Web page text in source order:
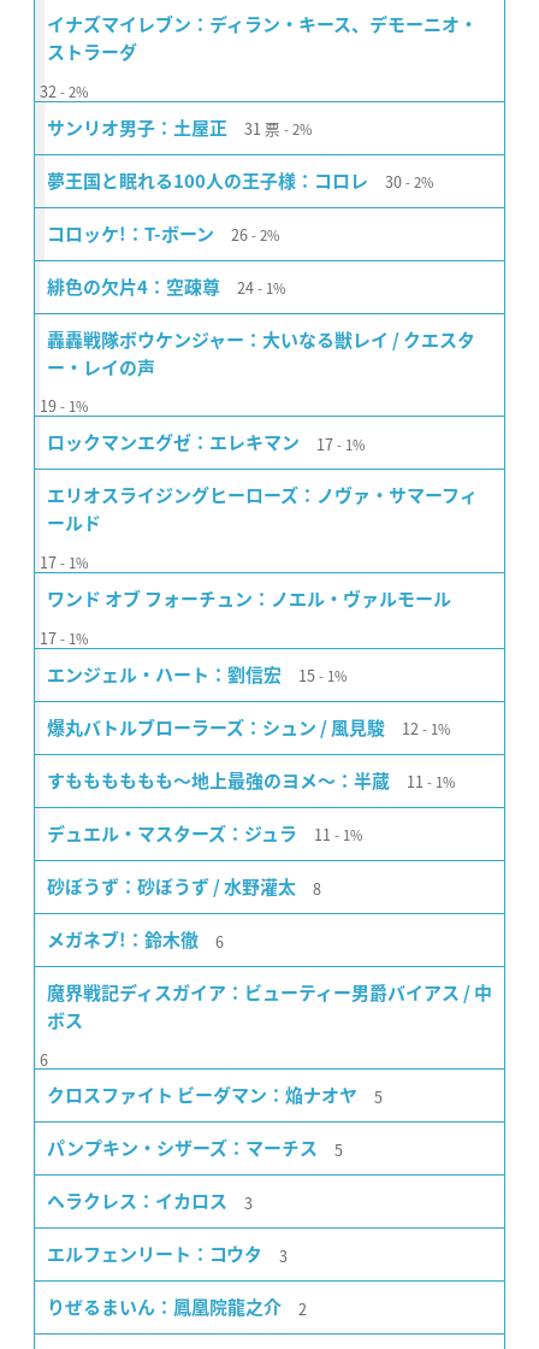
イナズマイレブン：ディラン・キース、デモーニオ・
ストラーダ
32 2%
サンリオ男子：土屋正 31 票 2%
夢王国と眠れる100人の王子様：コロレ 30 2%
コロッケ!：T-ボーン 26 2%
緋色の欠片4：空疎尊 24 1%
轟轟戦隊ボウケンジャー：大いなる獣レイ / クエスタ
ー・レイの声
19 1%
ロックマンエグゼ：エレキマン 17 1%
エリオスライジングヒーローズ：ノヴァ・サマーフィ
ールド
17 1%
ワンド オブ フォーチュン：ノエル・ヴァルモール
17 1%
エンジェル・ハート：劉信宏 15 1%
爆丸バトルブローラーズ：シュン / 風見駿 12 1%
すもももももも〜地上最強のヨメ〜：半蔵 11 1%
デュエル・マスターズ：ジュラ 11 1%
砂ぼうず：砂ぼうず / 水野灌太 8
メガネブ!：鈴木徹 6
魔界戦記ディスガイア：ビューティー男爵バイアス / 中
ボス
6
クロスファイト ビーダマン：焔ナオヤ 5
パンプキン・シザーズ：マーチス 5
ヘラクレス：イカロス 3
エルフェンリート：コウタ 3
りぜるまいん：鳳凰院龍之介 2